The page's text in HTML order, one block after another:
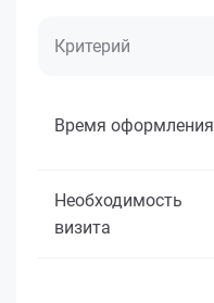
Критерий
Время оформления
Необходимость
визита